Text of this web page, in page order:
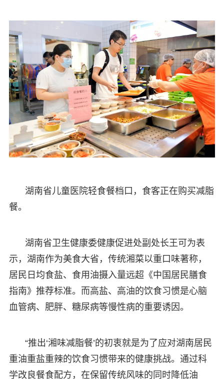
湖南省儿童医院轻食餐档口，食客正在购买减脂
餐。
湖南省卫生健康委健康促进处副处长王可为表
示，湖南作为美食大省，传统湘菜以重口味著称，
居民日均食盐、食用油摄入量远超《中国居民膳食
指南》推荐标准。而高盐、高油的饮食习惯是心脑
血管病、肥胖、糖尿病等慢性病的重要诱因。
“推出‘湘味减脂餐’的初衷就是为了应对湖南居民
重油重盐重辣的饮食习惯带来的健康挑战。通过科
学改良餐食配方，在保留传统风味的同时降低油